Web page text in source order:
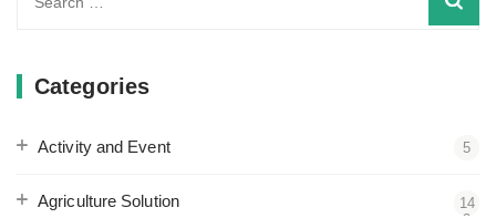
Categories
Activity and Event 5
Agriculture Solution
14